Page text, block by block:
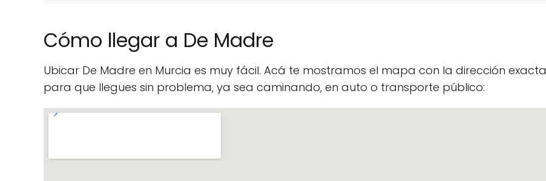
Cómo llegar a De Madre
Ubicar De Madre en Murcia es muy fácil. Acá te mostramos el mapa con la dirección exacta
para que llegues sin problema, ya sea caminando, en auto o transporte público: